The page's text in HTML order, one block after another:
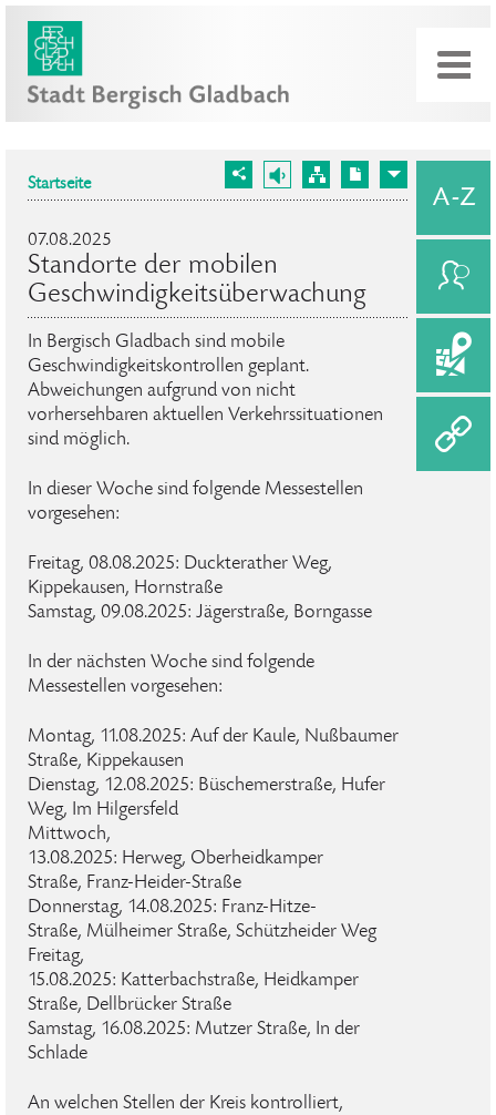
Startseite
07.08.2025
Standorte der mobilen
Geschwindigkeitsüberwachung
In Bergisch Gladbach sind mobile
Geschwindigkeitskontrollen geplant.
Abweichungen aufgrund von nicht
vorhersehbaren aktuellen Verkehrssituationen
sind möglich.
In dieser Woche sind folgende Messestellen
vorgesehen:
Freitag, 08.08.2025: Duckterather Weg,
Kippekausen, Hornstraße
Samstag, 09.08.2025: Jägerstraße, Borngasse
In der nächsten Woche sind folgende
Messestellen vorgesehen:
Montag, 11.08.2025: Auf der Kaule, Nußbaumer
Straße, Kippekausen
Dienstag, 12.08.2025: Büschemerstraße, Hufer
Weg, Im Hilgersfeld
Mittwoch,
13.08.2025: Herweg, Oberheidkamper
Straße, Franz-Heider-Straße
Donnerstag, 14.08.2025: Franz-Hitze-
Straße, Mülheimer Straße, Schützheider Weg
Freitag,
15.08.2025: Katterbachstraße, Heidkamper
Straße, Dellbrücker Straße
Samstag, 16.08.2025: Mutzer Straße, In der
Schlade
An welchen Stellen der Kreis kontrolliert,